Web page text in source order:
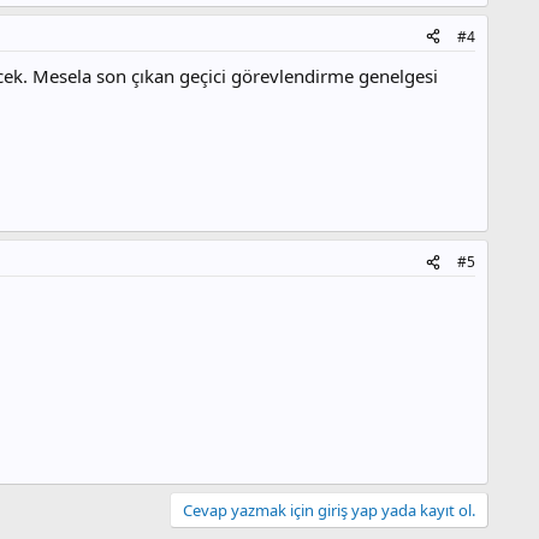
#4
Mesela son çıkan geçici görevlendirme genelgesi
#5
Cevap yazmak için giriş yap yada kayıt ol.